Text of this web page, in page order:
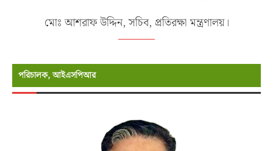
মোঃ আশরাফ উদ্দিন, সচিব, প্রতিরক্ষা মন্ত্রণালয়।
পরিচালক, আইএসপিআর